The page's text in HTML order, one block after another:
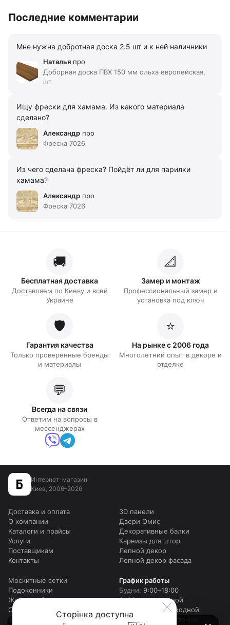
Последние комментарии
Мне нужна добротная доска 2.5 шт и к ней наличники
Наталья про
Доборная доска ПВХ 150 мм ольха европейская,
шт
Ищу фрески для хамама. Из какого материала
сделано?
Александр про
Фреска 7026
Из чего сделана фреска? Пойдёт ли для парилки
хамама?
Александр про
Фреска 7026
🚚
Бесплатная доставка
Доставляем по Киеву и всей
Украине
📐
Замер и монтаж
Профессиональный замер и
установка под ключ
🛡️
Гарантия качества
Только проверенные бренды
и материалы
⭐
На рынке с 2006 года
Многолетний опыт в декоре и
отделке
💬
Всегда на связи
Ответим на вопросы в
мессенджерах
Интернет-магазин
Киев, 2006–2026
Доставка и оплата
О компании
Каталоги и прайсы
Услуги
Поставщикам
Контакты
3D панели
Двери Омис
Декоративные балки
Карнизы для штор
Лепной декор
Лепной декор фасада
Москитные сетки
Подоконники
Жидкие обои
Столешницы для столов
Фотошторы
График работы
Будни: 9:00–18:00
Суббота:выходной
Воскресенье:выходной
Онлайн:
Сторінка доступна